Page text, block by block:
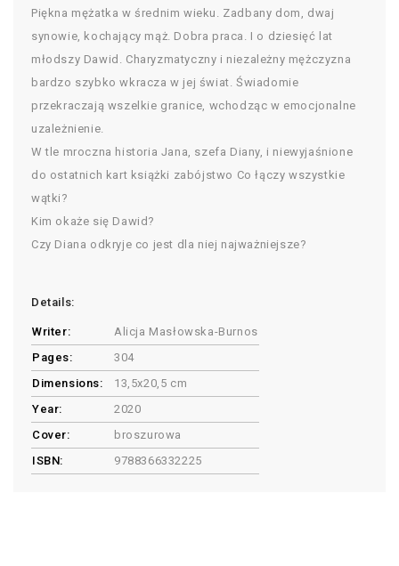
Piękna mężatka w średnim wieku. Zadbany dom, dwaj
synowie, kochający mąż. Dobra praca. I o dziesięć lat
młodszy Dawid. Charyzmatyczny i niezależny mężczyzna
bardzo szybko wkracza w jej świat. Świadomie
przekraczają wszelkie granice, wchodząc w emocjonalne
uzależnienie.
W tle mroczna historia Jana, szefa Diany, i niewyjaśnione
do ostatnich kart książki zabójstwo Co łączy wszystkie
wątki?
Kim okaże się Dawid?
Czy Diana odkryje co jest dla niej najważniejsze?
Details:
Writer:
Alicja Masłowska-Burnos
Pages:
304
Dimensions:
13,5x20,5 cm
Year:
2020
Cover:
broszurowa
ISBN:
9788366332225